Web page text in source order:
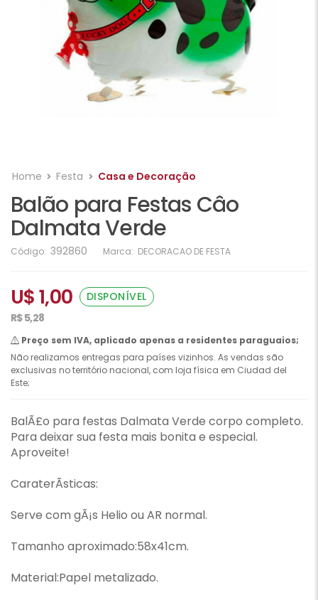
Home Festa Casa e Decoração
Balão para Festas Câo
Dalmata Verde
Código: 392860 Marca: DECORACAO DE FESTA
U$ 1,00
DISPONÍVEL
R$ 5,28
Preço sem IVA, aplicado apenas a residentes paraguaios;
Não realizamos entregas para países vizinhos. As vendas são
exclusivas no território nacional, com loja física em Ciudad del
Este;
BalÃ£o para festas Dalmata Verde corpo completo.
Para deixar sua festa mais bonita e especial.
Aproveite!
CaraterÃ­sticas:
Serve com gÃ¡s Helio ou AR normal.
Tamanho aproximado:58x41cm.
Material:Papel metalizado.